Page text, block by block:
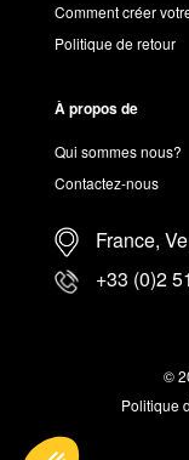
Comment créer
Politique de retour
À propos de
Qui sommes nous?
Contactez-nous
France,
+33 (0)2
©
Politique